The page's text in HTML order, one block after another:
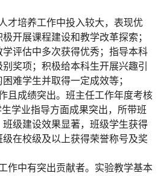
才培养工作中投入较大，表现优
开展课程建设和教学改革探索；
评估中多次获得优秀；指导本科
奖项；积极给本科生开展兴趣引
难学生并取得一定成效等；
且成绩突出。班主任工作年度考核
学业指导方面成果突出，所带班
级建设效果显著，班级学生获得
在校级及以上获得荣誉称号及奖
作中有突出贡献者。实验教学基本